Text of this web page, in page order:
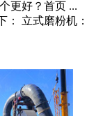
更好？首页 ...
： 立式磨粉机：